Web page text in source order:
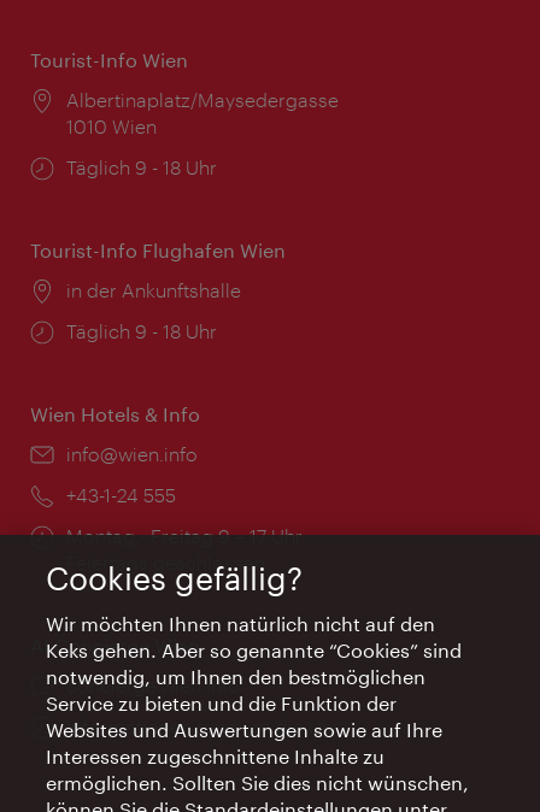
Tourist-Info Wien
Ort:
Albertinaplatz/Maysedergasse
1010 Wien
Öffnungszeiten:
Täglich 9 - 18 Uhr
Tourist-Info Flughafen Wien
Ort:
in der Ankunftshalle
Öffnungszeiten:
Täglich 9 - 18 Uhr
Wien Hotels & Info
Email:
info@wien.info
Telefon:
+43-1-24 555
Öffnungszeiten:
Montag - Freitag 9 – 17 Uhr
Feiertags geschlossen
AI Concierge Wien
Ort:
concierge.wien.info
Öffnungszeiten:
Informationen rund um die Uhr
Cookies gefällig?
Wir möchten Ihnen natürlich nicht auf den
Keks gehen. Aber so genannte “Cookies” sind
notwendig, um Ihnen den bestmöglichen
Service zu bieten und die Funktion der
Websites und Auswertungen sowie auf Ihre
Interessen zugeschnittene Inhalte zu
ermöglichen. Sollten Sie dies nicht wünschen,